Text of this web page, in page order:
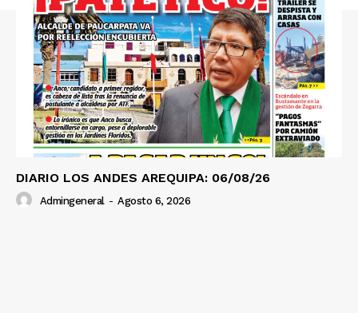
SUSCRIBETE
Diario los Andes
Nosotros
DIARIO LOS ANDES AREQUIPA: 06/08/26
Admingeneral - Agosto 6, 2026